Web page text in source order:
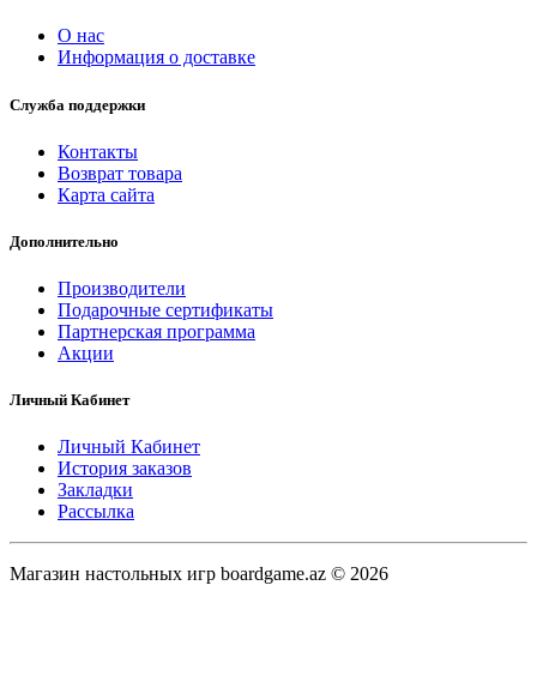
О нас
Информация о доставке
Служба поддержки
Контакты
Возврат товара
Карта сайта
Дополнительно
Производители
Подарочные сертификаты
Партнерская программа
Акции
Личный Кабинет
Личный Кабинет
История заказов
Закладки
Рассылка
Магазин настольных игр boardgame.az © 2026